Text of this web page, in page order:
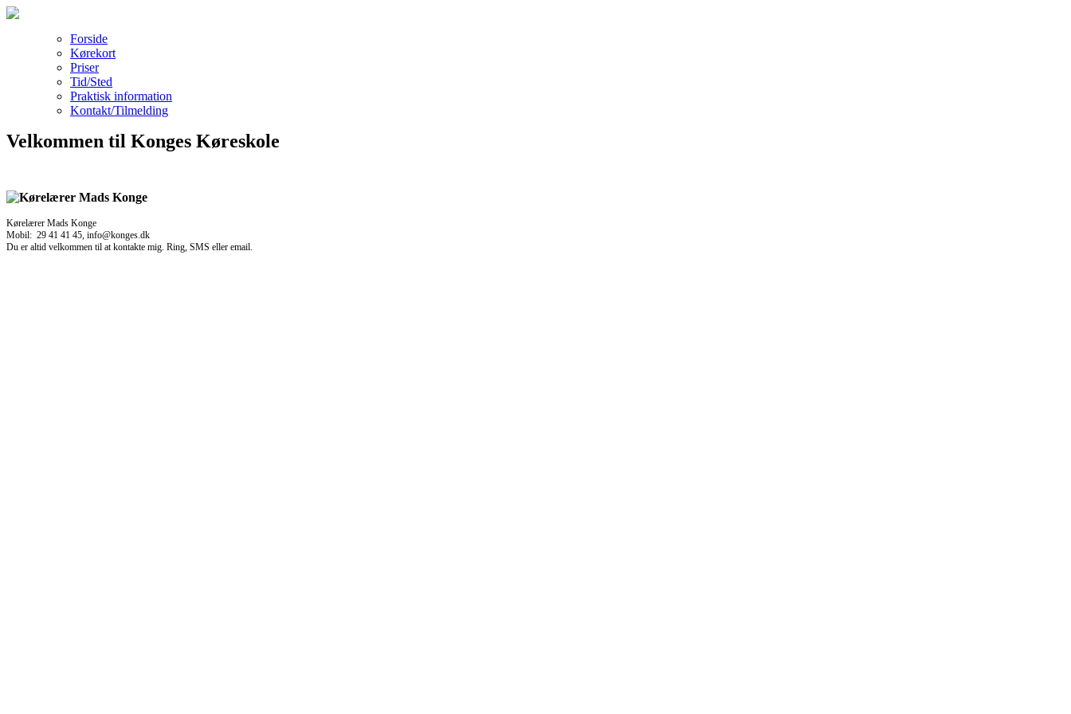
Forside
Kørekort
Priser
Tid/Sted
Praktisk information
Kontakt/Tilmelding
Velkommen til Konges Køreskole
Kørelærer Mads Konge
Mobil: 29 41 41 45, info@konges.dk
Du er altid velkommen til at kontakte mig. Ring, SMS eller email.